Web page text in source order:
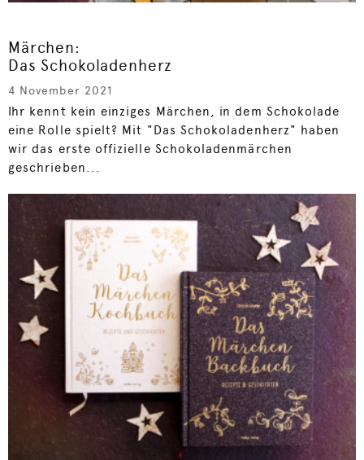
Märchen:
Das Schokoladenherz
4 November 2021
Ihr kennt kein einziges Märchen, in dem Schokolade
eine Rolle spielt? Mit "Das Schokoladenherz" haben
wir das erste offizielle Schokoladenmärchen
geschrieben...